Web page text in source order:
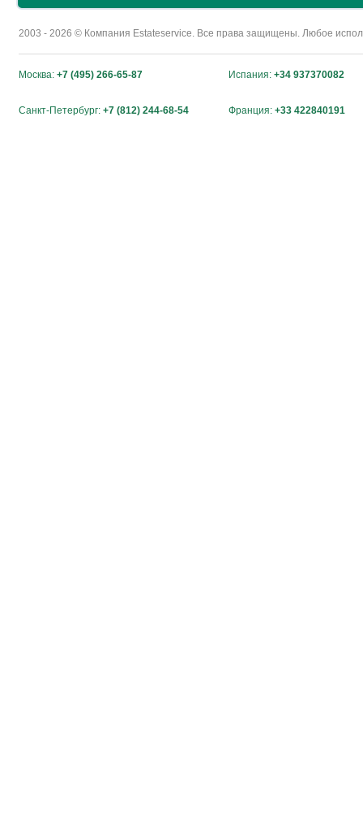
2003 - 2026 © Компания Estateservice. Все права защищены. Любое
Москва: +7 (495) 266-65-87 Испания: +34 937370082
Санкт-Петербург: +7 (812) 244-68-54 Франция: +33 422840191